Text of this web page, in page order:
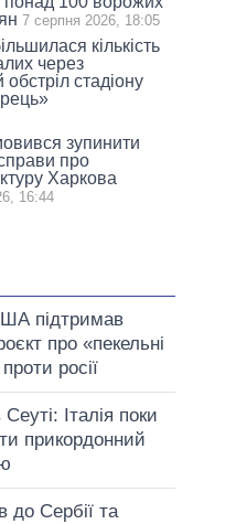
7 серпня 2026, 18:05
кількість
через
обстріл стадіону
зупинити
про
Харкова
16:44
підтримав
про «пекельні
росії
Італія поки
прикордонний
до Сербії та